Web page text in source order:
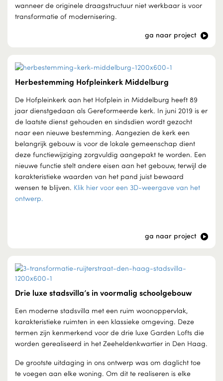
wanneer de originele draagstructuur niet werkbaar is voor
transformatie of modernisering.
ga naar project
Herbestemming Hofpleinkerk Middelburg
De Hofpleinkerk aan het Hofplein in Middelburg heeft 89
jaar dienstgedaan als Gereformeerde kerk. In juni 2019 is er
de laatste dienst gehouden en sindsdien wordt gezocht
naar een nieuwe bestemming. Aangezien de kerk een
belangrijk gebouw is voor de lokale gemeenschap dient
deze functiewijziging zorgvuldig aangepakt te worden. Een
nieuwe functie stelt andere eisen aan het gebouw, terwijl de
karakteristieke waarden van het pand juist bewaard
wensen te blijven. Klik hier voor een 3D-weergave van het
ontwerp.
ga naar project
Drie luxe stadsvilla’s in voormalig schoolgebouw
Een moderne stadsvilla met een ruim woonoppervlak,
karakteristieke ruimten in een klassieke omgeving. Deze
termen zijn kenmerkend voor de drie luxe Garden Lofts die
worden gerealiseerd in het Zeeheldenkwartier in Den Haag.
De grootste uitdaging in ons ontwerp was om daglicht toe
te voegen aan elke woning. Om dit te realiseren is elke